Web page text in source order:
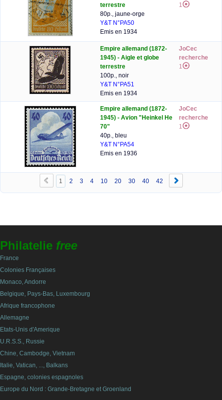
terrestre
80p., jaune-orge
Y&T N°PA50
Emis en 1934
1
Empire allemand (1872-
1945) - Aigle et globe
terrestre
100p., noir
Y&T N°PA51
Emis en 1934
JoCec
recherche
1
Empire allemand (1872-
1945) - Avion "Heinkel He
70"
40p., bleu
Y&T N°PA54
Emis en 1936
JoCec
recherche
1
1 2 3 4 10 20 30 40 42
Philatelie free
France
Colonies Françaises
Monaco, Andorre
Belgique, Pays-Bas, Luxembourg
Afrique francophone
Allemagne
Etats-Unis d'Amerique
U.R.S.S., Russie
Chine, Cambodge, Vietnam
Italie, Vatican, ..., Balkans
Espagne, colonies espagnoles
Europe du Nord : Grande-Bretagne et Groenland